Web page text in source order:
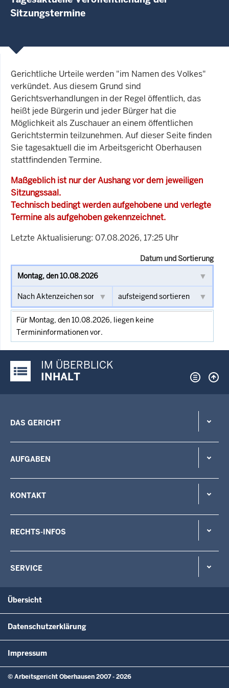
Sitzungstermine
Gerichtliche Urteile werden "im Namen des Volkes"
verkündet. Aus diesem Grund sind
Gerichtsverhandlungen in der Regel öffentlich, das
heißt jede Bürgerin und jeder Bürger hat die
Möglichkeit als Zuschauer an einem öffentlichen
Gerichtstermin teilzunehmen. Auf dieser Seite finden
Sie tagesaktuell die im Arbeitsgericht Oberhausen
stattfindenden Termine.
Maßgeblich ist nur der Aushang vor dem jeweiligen
Sitzungssaal.
Technisch bedingt werden aufgehobene und verlegte
Termine als aufgehoben gekennzeichnet.
Letzte Aktualisierung: 07.08.2026, 17:25 Uhr
Datum und Sortierung
Für Montag, den 10.08.2026, liegen keine
Termininformationen vor.
Justiz-Portal im Überblick:
IM ÜBERBLICK
INHALT
DAS GERICHT
AUFGABEN
KONTAKT
RECHTS-INFOS
SERVICE
Übersicht
Datenschutzerklärung
Impressum
© Arbeitsgericht Oberhausen 2007 - 2026